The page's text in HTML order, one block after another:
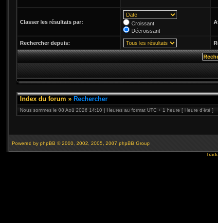
Classer les résultats par:
Croissant
Décroissant
Rechercher depuis:
Index du forum » Rechercher
Nous sommes le 08 Aoû 2026 14:10 | Heures au format UTC + 1 heure [ Heure d’été ]
Powered by phpBB © 2000, 2002, 2005, 2007 phpBB Group